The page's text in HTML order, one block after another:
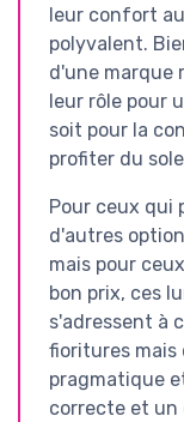
leur confort
polyvalent.
d'une marque
leur rôle pour
soit pour la
profiter du
Pour ceux qui
d'autres
mais pour
bon prix, ces
s'adressent à
fioritures mais
pragmatique
correcte et un